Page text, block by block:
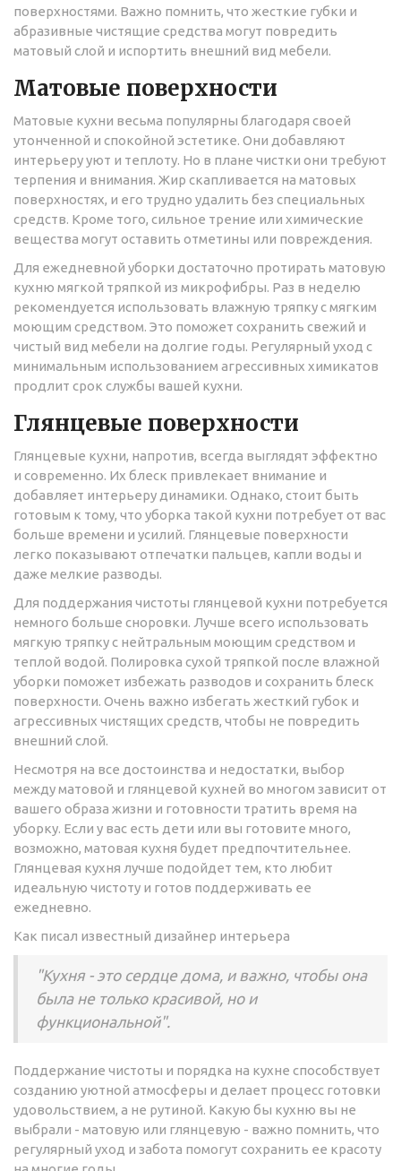
поверхностями. Важно помнить, что жесткие губки и
абразивные чистящие средства могут повредить
матовый слой и испортить внешний вид мебели.
Матовые поверхности
Матовые кухни весьма популярны благодаря своей
утонченной и спокойной эстетике. Они добавляют
интерьеру уют и теплоту. Но в плане чистки они требуют
терпения и внимания. Жир скапливается на матовых
поверхностях, и его трудно удалить без специальных
средств. Кроме того, сильное трение или химические
вещества могут оставить отметины или повреждения.
Для ежедневной уборки достаточно протирать матовую
кухню мягкой тряпкой из микрофибры. Раз в неделю
рекомендуется использовать влажную тряпку с мягким
моющим средством. Это поможет сохранить свежий и
чистый вид мебели на долгие годы. Регулярный уход с
минимальным использованием агрессивных химикатов
продлит срок службы вашей кухни.
Глянцевые поверхности
Глянцевые кухни, напротив, всегда выглядят эффектно
и современно. Их блеск привлекает внимание и
добавляет интерьеру динамики. Однако, стоит быть
готовым к тому, что уборка такой кухни потребует от вас
больше времени и усилий. Глянцевые поверхности
легко показывают отпечатки пальцев, капли воды и
даже мелкие разводы.
Для поддержания чистоты глянцевой кухни потребуется
немного больше сноровки. Лучше всего использовать
мягкую тряпку с нейтральным моющим средством и
теплой водой. Полировка сухой тряпкой после влажной
уборки поможет избежать разводов и сохранить блеск
поверхности. Очень важно избегать жесткий губок и
агрессивных чистящих средств, чтобы не повредить
внешний слой.
Несмотря на все достоинства и недостатки, выбор
между матовой и глянцевой кухней во многом зависит от
вашего образа жизни и готовности тратить время на
уборку. Если у вас есть дети или вы готовите много,
возможно, матовая кухня будет предпочтительнее.
Глянцевая кухня лучше подойдет тем, кто любит
идеальную чистоту и готов поддерживать ее
ежедневно.
Как писал известный дизайнер интерьера
"Кухня - это сердце дома, и важно, чтобы она
была не только красивой, но и
функциональной".
Поддержание чистоты и порядка на кухне способствует
созданию уютной атмосферы и делает процесс готовки
удовольствием, а не рутиной. Какую бы кухню вы не
выбрали - матовую или глянцевую - важно помнить, что
регулярный уход и забота помогут сохранить ее красоту